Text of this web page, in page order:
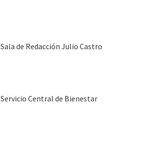
Sala de Redacción Julio Castro
Servicio Central de Bienestar